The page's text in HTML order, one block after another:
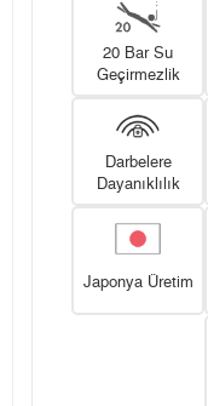
20 Bar Su
Geçirmezlik
Darbelere
Dayanıklılık
Japonya Üretim